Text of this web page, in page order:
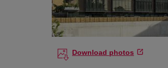
Download photos